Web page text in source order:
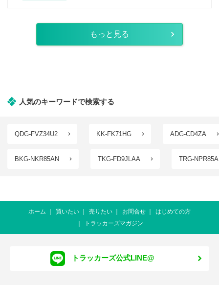
もっと見る
人気のキーワードで検索する
QDG-FVZ34U2 KK-FK71HG ADG-CD4ZA
BKG-NKR85AN TKG-FD9JLAA TRG-
ホーム 買いたい 売りたい お問合せ
はじめての方
トラッカーズマガジン
トラッカーズ公式LINE@